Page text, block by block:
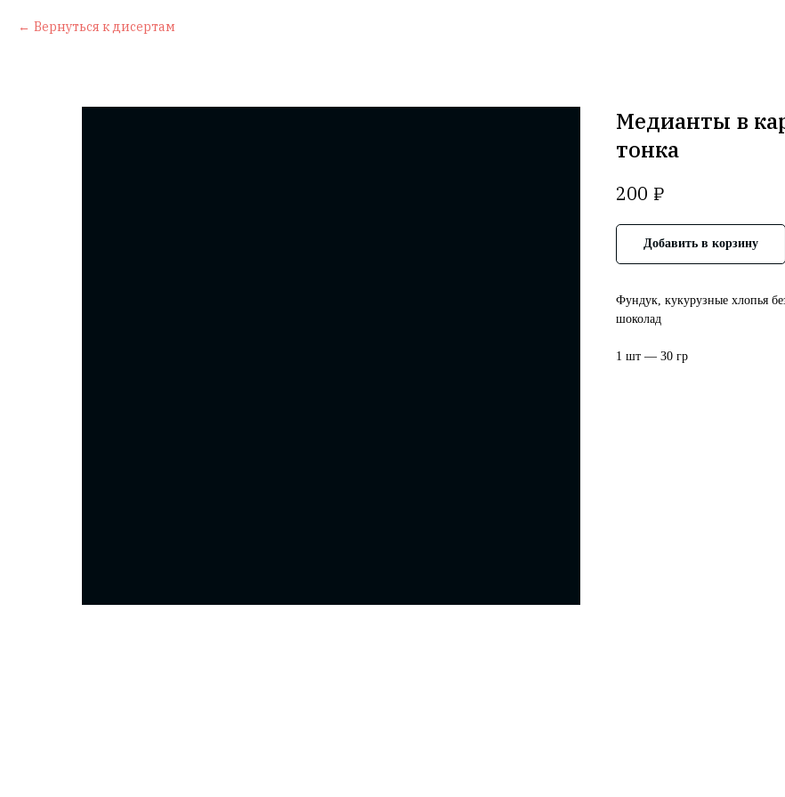
Вернуться к дисертам
Медианты в
тонка
200 ₽
Добавить в корзину
Фундук, кукурузные хлопья
шоколад
1 шт — 30 гр